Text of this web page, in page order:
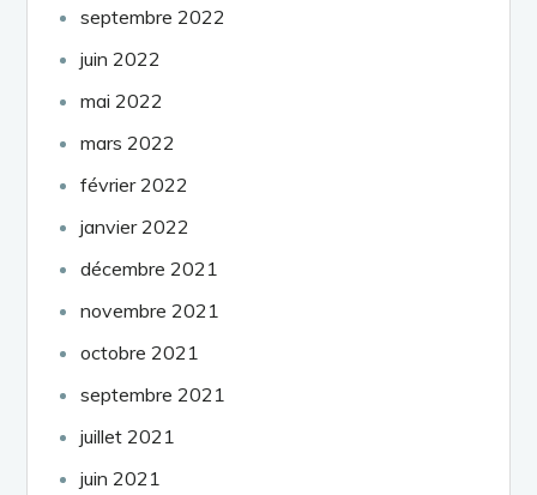
septembre 2022
juin 2022
mai 2022
mars 2022
février 2022
janvier 2022
décembre 2021
novembre 2021
octobre 2021
septembre 2021
juillet 2021
juin 2021